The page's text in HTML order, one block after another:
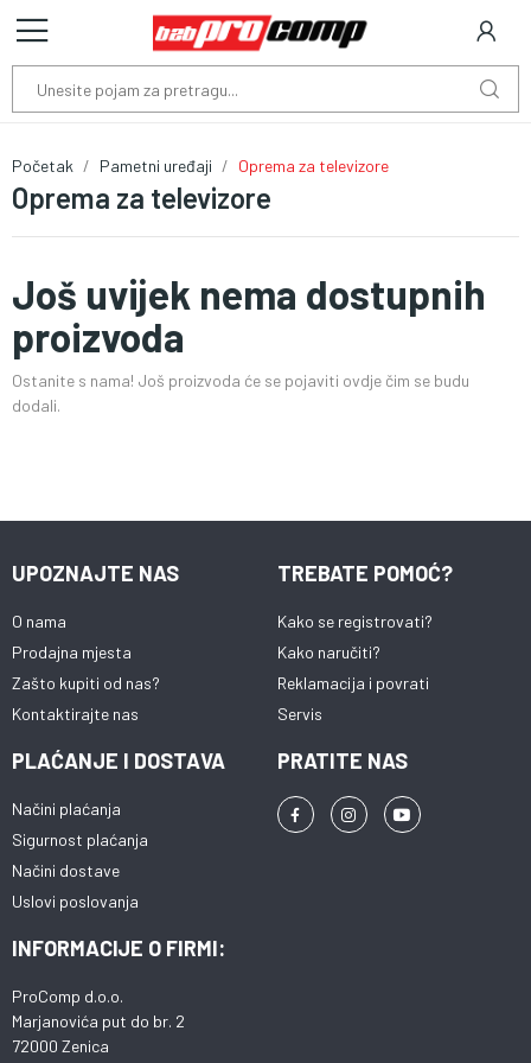
Oprema za televizore
Početak Pametni uređaji Oprema za televizore
Još uvijek nema dostupnih
proizvoda
Ostanite s nama! Još proizvoda će se pojaviti ovdje čim se budu
dodali.
UPOZNAJTE NAS
O nama
Prodajna mjesta
Zašto kupiti od nas?
Kontaktirajte nas
TREBATE POMOĆ?
Kako se registrovati?
Kako naručiti?
Reklamacija i povrati
Servis
PLAĆANJE I DOSTAVA
Načini plaćanja
Sigurnost plaćanja
Načini dostave
Uslovi poslovanja
PRATITE NAS
INFORMACIJE O FIRMI:
ProComp d.o.o.
Marjanovića put do br. 2
72000 Zenica